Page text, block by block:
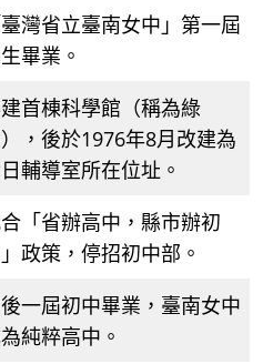
臺灣省立臺南女中」第一屆
畢業。
首棟科學館（稱為綠
，後於1976年8月改建為
輔導室所在位址。
「省辦高中，縣市辦初
政策，停招初中部。
一屆初中畢業，臺南女中
純粹高中。